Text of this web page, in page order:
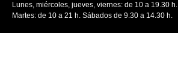
Lunes, miércoles, jueves, viernes: de 10 a 19.30 h.
Martes: de 10 a 21 h. Sábados de 9.30 a 14.30 h.